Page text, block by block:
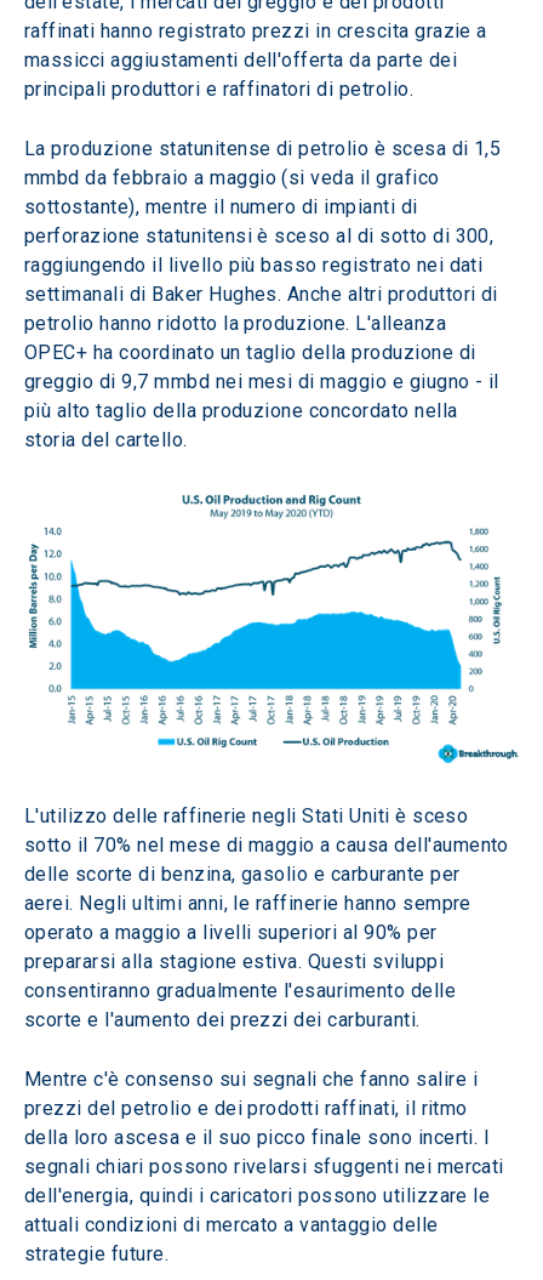
raffinati hanno registrato prezzi in crescita grazie a
massicci aggiustamenti dell'offerta da parte dei
principali produttori e raffinatori di petrolio.
La produzione statunitense di petrolio è scesa di 1,5
mmbd da febbraio a maggio (si veda il grafico
sottostante), mentre il numero di impianti di
perforazione statunitensi è sceso al di sotto di 300,
raggiungendo il livello più basso registrato nei dati
settimanali di Baker Hughes. Anche altri produttori di
petrolio hanno ridotto la produzione. L'alleanza
OPEC+ ha coordinato un taglio della produzione di
greggio di 9,7 mmbd nei mesi di maggio e giugno - il
più alto taglio della produzione concordato nella
storia del cartello.
L'utilizzo delle raffinerie negli Stati Uniti è sceso
sotto il 70% nel mese di maggio a causa dell'aumento
delle scorte di benzina, gasolio e carburante per
aerei. Negli ultimi anni, le raffinerie hanno sempre
operato a maggio a livelli superiori al 90% per
prepararsi alla stagione estiva. Questi sviluppi
consentiranno gradualmente l'esaurimento delle
scorte e l'aumento dei prezzi dei carburanti.
Mentre c'è consenso sui segnali che fanno salire i
prezzi del petrolio e dei prodotti raffinati, il ritmo
della loro ascesa e il suo picco finale sono incerti. I
segnali chiari possono rivelarsi sfuggenti nei mercati
dell'energia, quindi i caricatori possono utilizzare le
attuali condizioni di mercato a vantaggio delle
strategie future.